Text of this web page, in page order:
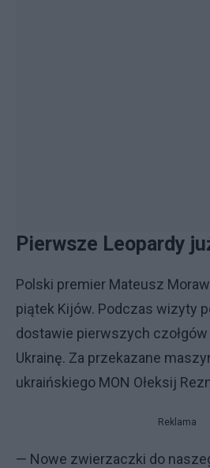
Pierwsze Leopardy
Polski premier Mateusz
piątek Kijów. Podczas wizyty
dostawie pierwszych czołgów
Ukrainę. Za przekazane
ukraińskiego MON Ołeksij
Reklama
— Nowe zwierzaczki do